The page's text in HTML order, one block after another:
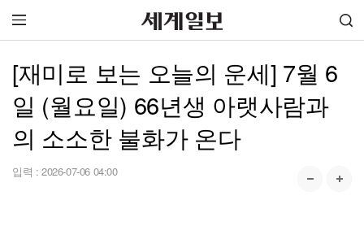
[재미로 보는 오늘의 운세] 7월 6
일 (월요일) 66년생 아랫사람과
의 소소한 불화가 온다
입력 : 2026-07-06 04:00